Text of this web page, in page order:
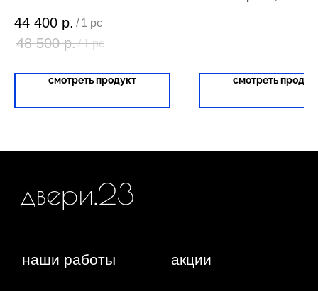
44 400 р. / 1 pc
48 500 р./1 pc
смотреть продукт смотреть
г. Краснодар,
Политика конфиденциальности
Сайт сделан студией"Рыба под водой"
сайте, носит исключительно информационный
характер и ни при каких условиях не является
публичной офертой, определяемой положениями
статьи 437 ГК РФ. Отправляя сведения через любую